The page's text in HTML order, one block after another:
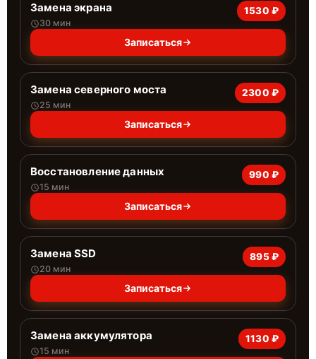
Замена экрана
30 мин
1530 ₽
Записаться
Замена северного моста
25 мин
2300 ₽
Записаться
Восстановление данных
15 мин
990 ₽
Записаться
Замена SSD
20 мин
895 ₽
Записаться
Замена аккумулятора
15 мин
1130 ₽